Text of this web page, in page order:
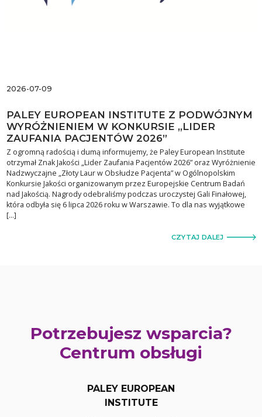
2026-07-09
PALEY EUROPEAN INSTITUTE Z PODWÓJNYM
WYRÓŻNIENIEM W KONKURSIE „LIDER
ZAUFANIA PACJENTÓW 2026”
Z ogromną radością i dumą informujemy, że Paley European Institute
otrzymał Znak Jakości „Lider Zaufania Pacjentów 2026” oraz Wyróżnienie
Nadzwyczajne „Złoty Laur w Obsłudze Pacjenta” w Ogólnopolskim
Konkursie Jakości organizowanym przez Europejskie Centrum Badań
nad Jakością. Nagrody odebraliśmy podczas uroczystej Gali Finałowej,
która odbyła się 6 lipca 2026 roku w Warszawie. To dla nas wyjątkowe
[…]
CZYTAJ DALEJ
Potrzebujesz wsparcia?
Centrum obsługi
PALEY EUROPEAN
INSTITUTE